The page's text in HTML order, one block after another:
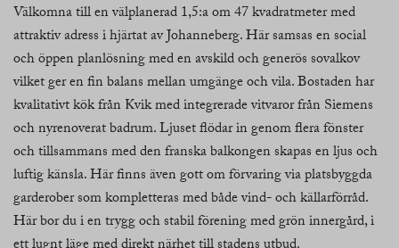
Välkomna till en välplanerad 1,5:a om 47 kvadratmeter med
attraktiv adress i hjärtat av Johanneberg. Här samsas en social
och öppen planlösning med en avskild och generös sovalkov
vilket ger en fin balans mellan umgänge och vila. Bostaden har
kvalitativt kök från Kvik med integrerade vitvaror från Siemens
och nyrenoverat badrum. Ljuset flödar in genom flera fönster
och tillsammans med den franska balkongen skapas en ljus och
luftig känsla. Här finns även gott om förvaring via platsbyggda
garderober som kompletteras med både vind- och källarförråd.
Här bor du i en trygg och stabil förening med grön innergård, i